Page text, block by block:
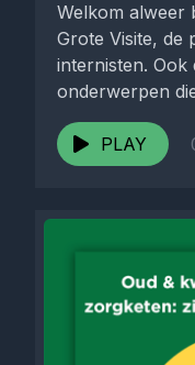
Welkom alweer
Grote Visite, de
internisten. Ook
onderwerpen
PLAY